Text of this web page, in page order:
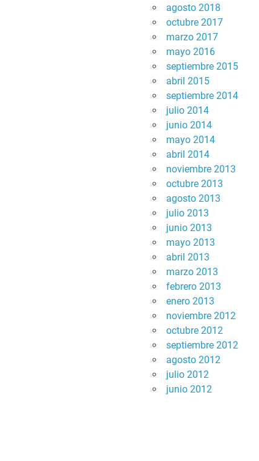
agosto 2018
octubre 2017
marzo 2017
mayo 2016
septiembre 2015
abril 2015
septiembre 2014
julio 2014
junio 2014
mayo 2014
abril 2014
noviembre 2013
octubre 2013
agosto 2013
julio 2013
junio 2013
mayo 2013
abril 2013
marzo 2013
febrero 2013
enero 2013
noviembre 2012
octubre 2012
septiembre 2012
agosto 2012
julio 2012
junio 2012